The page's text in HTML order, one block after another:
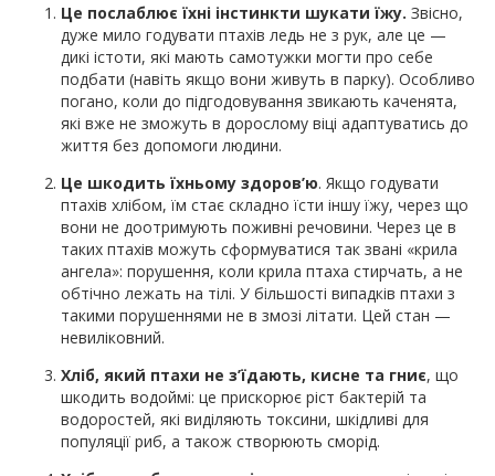
Це послаблює їхні інстинкти шукати їжу. Звісно,
дуже мило годувати птахів ледь не з рук, але це —
дикі істоти, які мають самотужки могти про себе
подбати (навіть якщо вони живуть в парку). Особливо
погано, коли до підгодовування звикають каченята,
які вже не зможуть в дорослому віці адаптуватись до
життя без допомоги людини.
Це шкодить їхньому здоров’ю. Якщо годувати
птахів хлібом, їм стає складно їсти іншу їжу, через що
вони не доотримують поживні речовини. Через це в
таких птахів можуть сформуватися так звані «крила
ангела»: порушення, коли крила птаха стирчать, а не
обтічно лежать на тілі. У більшості випадків птахи з
такими порушеннями не в змозі літати. Цей стан —
невиліковний.
Хліб, який птахи не з’їдають, кисне та гниє, що
шкодить водоймі: це прискорює ріст бактерій та
водоростей, які виділяють токсини, шкідливі для
популяції риб, а також створюють сморід.